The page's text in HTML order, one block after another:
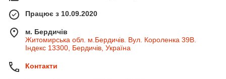
Працює з 10.09.2020
м. Бердичів
Житомирська обл. м.Бердичів. Вул. Короленка 39В.
Індекс 13300, Бердичів, Україна
Контакти